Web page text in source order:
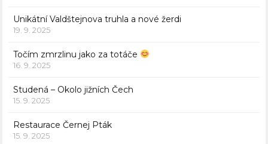
Unikátní Valdštejnova truhla a nové žerdi
19. 9. 2025
Točím zmrzlinu jako za totáče
16. 9. 2025
Studená – Okolo jižních Čech
15. 9. 2025
Restaurace Černej Pták
15. 9. 2025